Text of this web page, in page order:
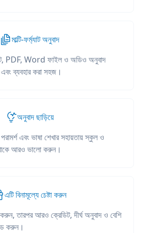
মাল্টি-ফর্ম্যাট অনুবাদ
PDF, Word ফাইল ও অডিও অনুবাদ
ব্যবহার করা সহজ।
অনুবাদ ছাড়িয়ে
এবং ভাষা শেখার সহায়তায় স্কুল ও
আরও ভালো করুন।
এটি বিনামূল্যে চেষ্টা করুন
তারপর আরও ক্রেডিট, দীর্ঘ অনুবাদ ও বেশি
করুন।